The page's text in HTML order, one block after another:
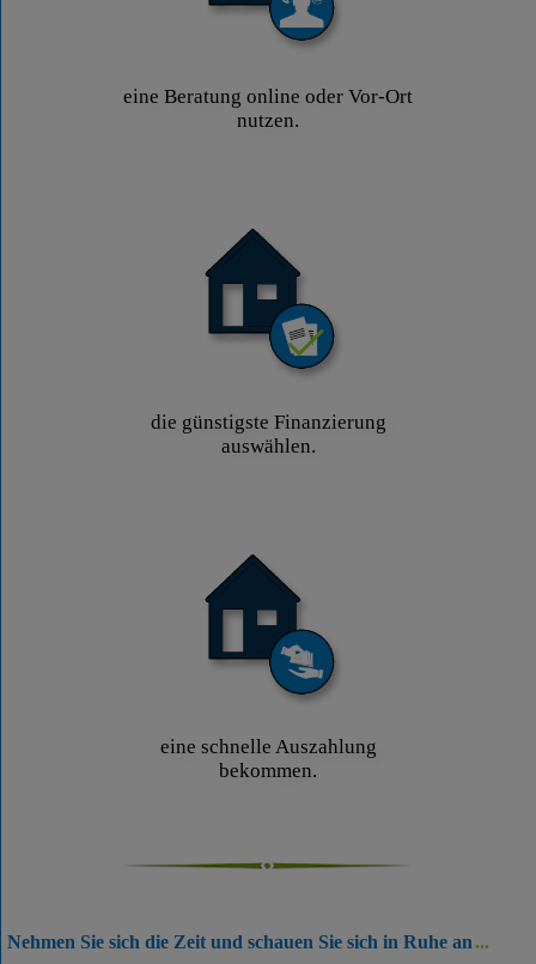
eine Beratung online oder Vor-Ort
nutzen.
die günstigste Finanzierung
auswählen.
eine schnelle Auszahlung
bekommen.
Nehmen Sie sich die Zeit und schauen Sie sich in Ruhe an